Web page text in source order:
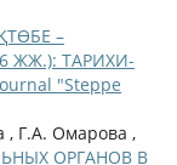
–
ЖЖ.): ТАРИХИ-
"Steppe
, Г.А. Омарова ,
ОРГАНОВ В